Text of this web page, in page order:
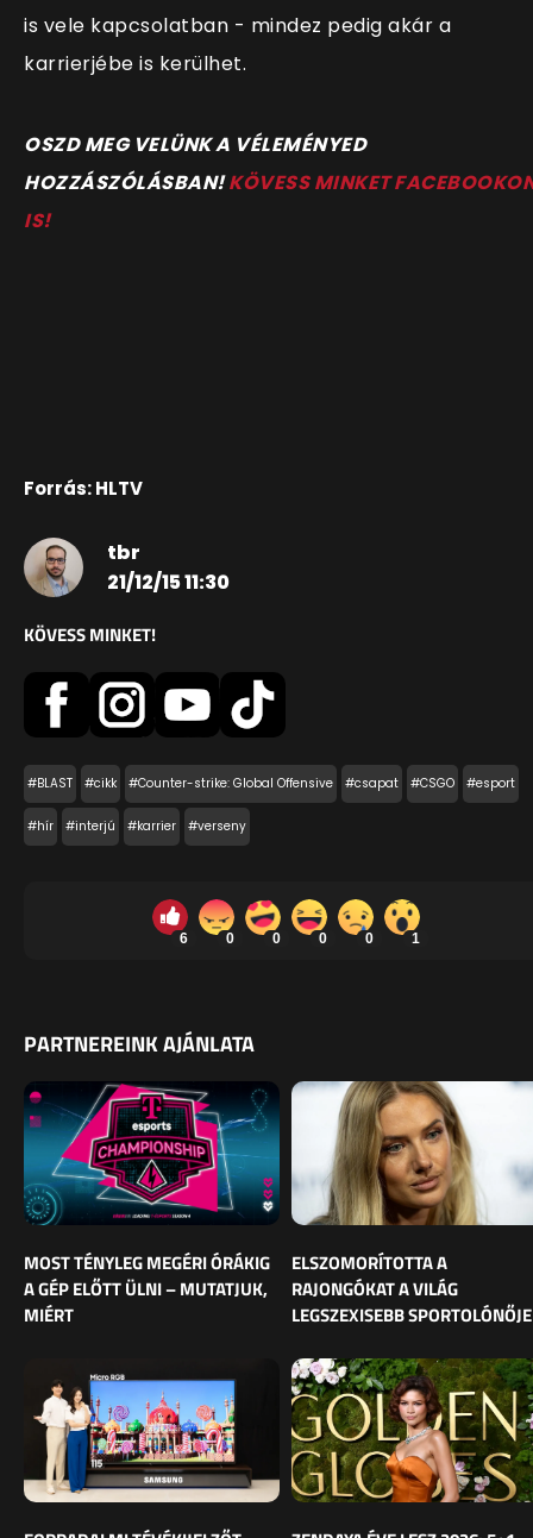
is vele kapcsolatban - mindez pedig akár a
karrierjébe is kerülhet.
OSZD MEG VELÜNK A VÉLEMÉNYED
HOZZÁSZÓLÁSBAN!KÖVESS MINKET
IS!
Forrás: HLTV
tbr
21/12/15 11:30
KÖVESS MINKET!
#BLAST #cikk #Counter-strike: Global Offensive #csapat #CSGO #esport
#hír #interjú #karrier #verseny
6 0 0 0 0 1
PARTNEREINK AJÁNLATA
MOST TÉNYLEG MEGÉRI ÓRÁKIG
A GÉP ELŐTT ÜLNI – MUTATJUK,
MIÉRT
ELSZOMORÍTOTTA A
RAJONGÓKAT A VILÁG
LEGSZEXISEBB SPORTOLÓNŐJE